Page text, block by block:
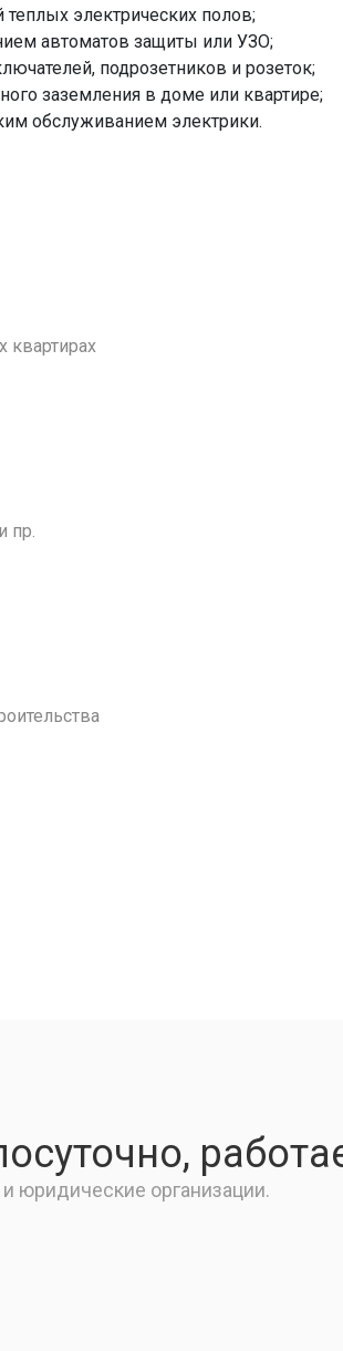
теплых электрических полов;
автоматов защиты или УЗО;
подрозетников и розеток;
заземления в доме или квартире;
обслуживанием электрики.
квартирах
пр.
юридические организации.